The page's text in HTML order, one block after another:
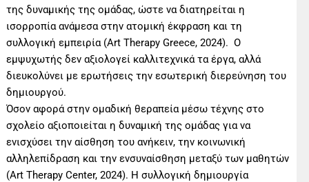
της δυναμικής της ομάδας, ώστε να διατηρείται η
ισορροπία ανάμεσα στην ατομική έκφραση και τη
συλλογική εμπειρία (Art Therapy Greece, 2024). Ο
εμψυχωτής δεν αξιολογεί καλλιτεχνικά τα έργα, αλλά
διευκολύνει με ερωτήσεις την εσωτερική διερεύνηση του
δημιουργού.
Όσον αφορά στην ομαδική θεραπεία μέσω τέχνης στο
σχολείο αξιοποιείται η δυναμική της ομάδας για να
ενισχύσει την αίσθηση του ανήκειν, την κοινωνική
αλληλεπίδραση και την ενσυναίσθηση μεταξύ των μαθητών
(Art Therapy Center, 2024). Η συλλογική δημιουργία